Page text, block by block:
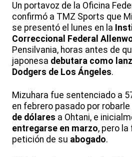
Un portavoz de la Oficina
confirmó a TMZ Sports que
se presentó el lunes en la
Correccional Federal
Pensilvania, horas antes de
japonesa debutara como
Dodgers de Los Ángeles.
Mizuhara fue sentenciado a
en febrero pasado por
de dólares a Ohtani, e
entregarse en marzo, pero
petición de su abogado.